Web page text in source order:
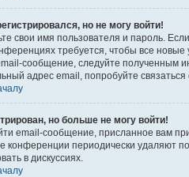
но не могу войти!
свои имя пользователя и пароль.
требуется, чтобы все
сообщение, следуйте полученным
адрес email, попробуйте
но больше не могу войти!
email-сообщение, присланное вам
конференции периодически удаляют
в дискуссиях.